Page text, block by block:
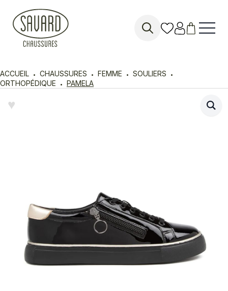
ACCUEIL CHAUSSURES FEMME
SOULIERS
ORTHOPÉDIQUE
PAMELA
♥︎